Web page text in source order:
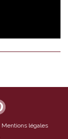
Mentions légales